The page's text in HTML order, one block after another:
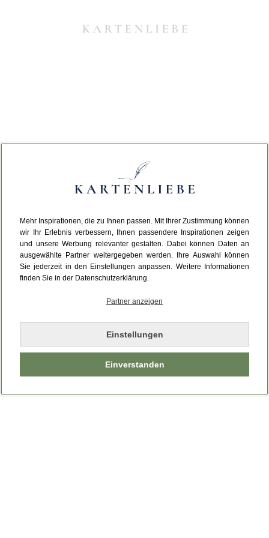
Mehr Inspirationen, die zu Ihnen passen. Mit Ihrer Zustimmung können
wir Ihr Erlebnis verbessern, Ihnen passendere Inspirationen zeigen
und unsere Werbung relevanter gestalten. Dabei können Daten an
ausgewählte Partner weitergegeben werden. Ihre Auswahl können
Sie jederzeit in den Einstellungen anpassen. Weitere Informationen
finden Sie in der Datenschutzerklärung.
Partner anzeigen
Einstellungen
Einverstanden
Da ist etwas schiefgelaufen.
Leider ist ein technischer Fehler aufgetreten.
Bitte laden Sie die Seite neu.